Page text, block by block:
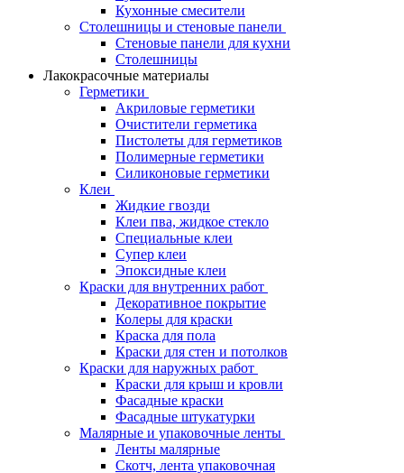
Кухонные смесители
Столешницы и стеновые панели
Стеновые панели для кухни
Столешницы
Лакокрасочные материалы
Герметики
Акриловые герметики
Очистители герметика
Пистолеты для герметиков
Полимерные герметики
Силиконовые герметики
Клеи
Жидкие гвозди
Клеи пва, жидкое стекло
Специальные клеи
Супер клеи
Эпоксидные клеи
Краски для внутренних работ
Декоративное покрытие
Колеры для краски
Краска для пола
Краски для стен и потолков
Краски для наружных работ
Краски для крыш и кровли
Фасадные краски
Фасадные штукатурки
Малярные и упаковочные ленты
Ленты малярные
Скотч, лента упаковочная